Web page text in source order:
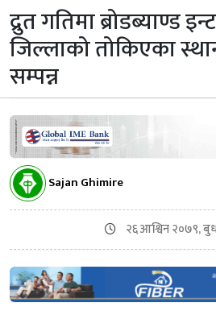
द्रुत गतिमा ब्रोडब्याण्ड
जिल्लाको तोकिएका
सम्पन्न
Sajan Ghimire
२६ आश्विन २०७९,